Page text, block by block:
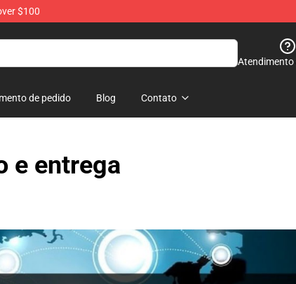
$100
Atendimento
de pedido Blog Contato
e entrega